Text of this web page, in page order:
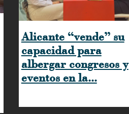
Alicante “vende” su
capacidad para
albergar congresos y
eventos en la...